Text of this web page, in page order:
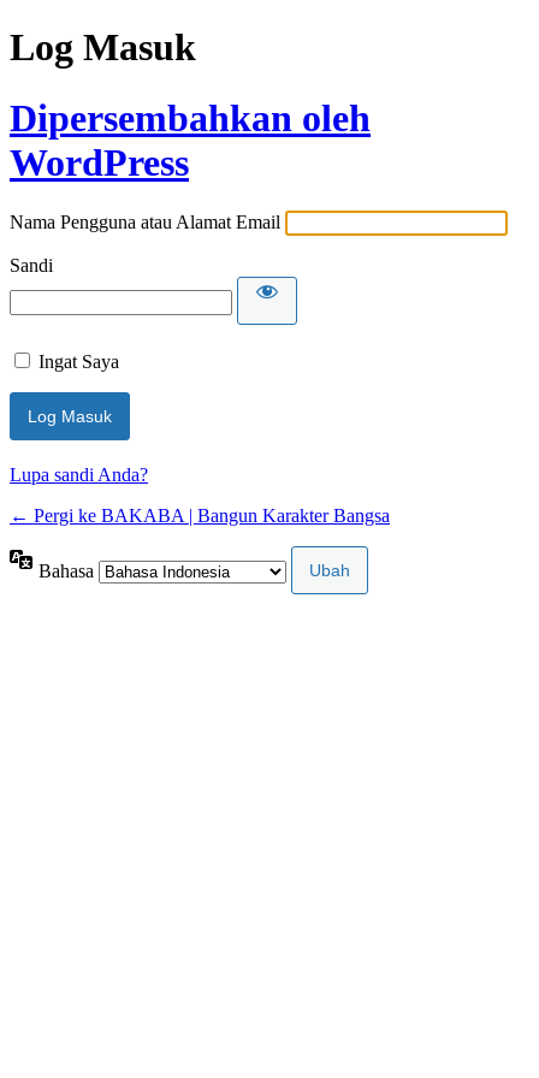
Log Masuk
Dipersembahkan oleh
WordPress
Nama Pengguna atau Alamat Email
Sandi
Ingat Saya
Lupa sandi Anda?
← Pergi ke BAKABA | Bangun Karakter Bangsa
Bahasa